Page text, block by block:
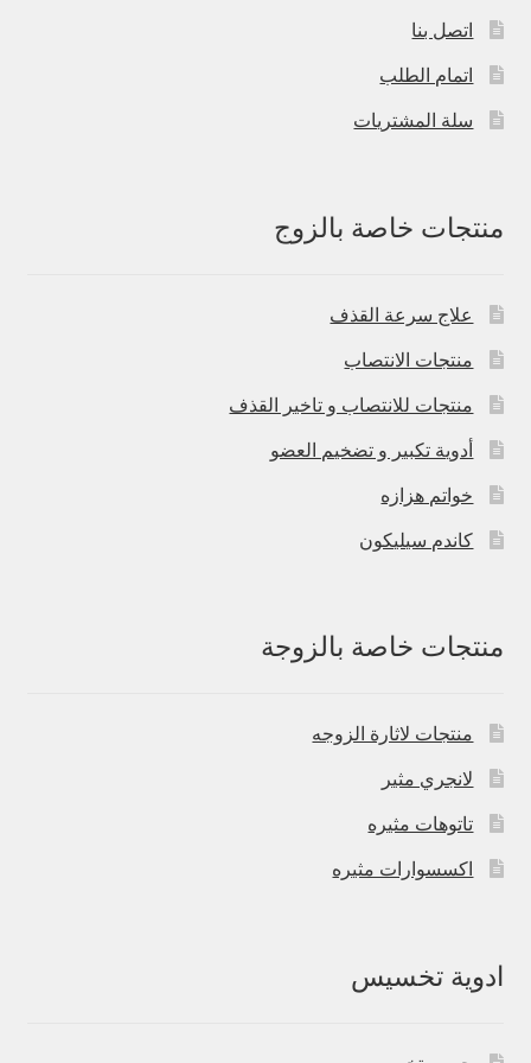
اتصل بنا
اتمام الطلب
سلة المشتريات
منتجات خاصة بالزوج
علاج سرعة القذف
منتجات الانتصاب
منتجات للانتصاب و تاخير القذف
أدوية تكبير و تضخيم العضو
خواتم هزازه
كاندم سيليكون
منتجات خاصة بالزوجة
منتجات لاثارة الزوجه
لانجري مثير
تاتوهات مثيره
اكسسوارات مثيره
ادوية تخسيس